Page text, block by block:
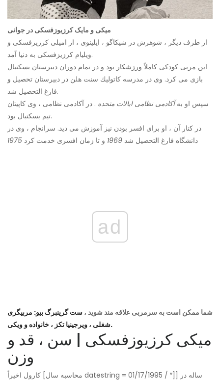
میکی و مایک کرزیوزفسکی در جوانی
از طرف دیگر ، شوهرش در شیکاگو ، ایلینوی ، از امیلی کرزیزفسکی و
ویلیام کرزیزفسکی به دنیا آمد.
این مربی کودکی کاملاً ورزشکار بود و در تمام دوران دبیرستان بسکتبال
بازی می کرد. وی در مدرسه كاتولیك سنت هلن در دبیرستان تحصیل و
فارغ التحصیل شد.
سپس او بهآکادمی نظامی ایالات متحده . در آکادمی نظامی ، وی کاپیتان
تیم بسکتبال بود.
در کنار آن ، او برای افسر بودن نیز آموزش می دید. سرانجام ، وی در
دانشگاه فارغ التحصیل شد 1969 و تا زمان افسری خدمت کرد 1975
ad
شما ممکن است به سرمربی علاقه مند شوید ، ست گرینبرگ بیو: مربیگری
شغلی ، ویرجینیا تکز ، خانواده و ویکی.
میکی کرزیوزفسکی | سن ، قد و
وزن
کارول اخیراً [محاسبه سال datestring = 01/17/1995 / ″]] ساله در